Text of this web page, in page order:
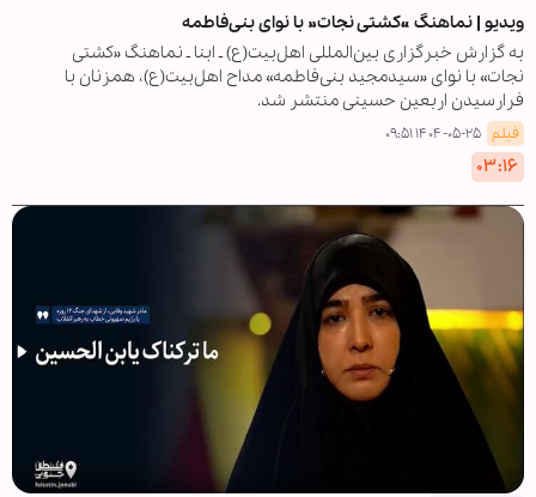
ویدیو | نماهنگ «کشتی نجات» با نوای بنی‌فاطمه
به گزارش خبرگزاری بین‌المللی اهل‌بیت(ع) ـ ابنا ـ نماهنگ «کشتی
نجات» با نوای «سیدمجید بنی‌فاطمه» مداح اهل‌بیت(ع)، همزنان با
فرارسیدن اربعین حسینی منتشر شد.
فیلم ۱۴۰۴-۰۵-۲۵ ۰۹:۵۱
۰۳:۱۶